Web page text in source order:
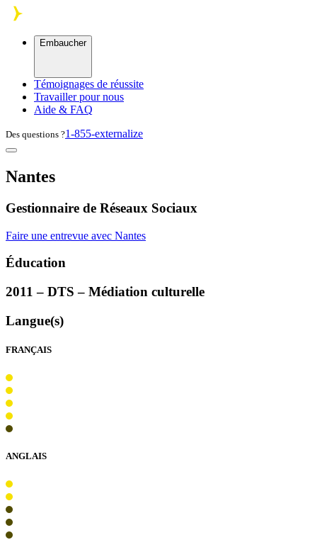
Skip to main content
Embaucher
Témoignages de réussite
Travailler pour nous
Aide & FAQ
Des questions ?1-855-externalize
Nantes
Gestionnaire de Réseaux Sociaux
Faire une entrevue avec Nantes
Éducation
2011 – DTS – Médiation culturelle
Langue(s)
FRANÇAIS
ANGLAIS